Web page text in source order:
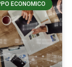
ECONOMICO